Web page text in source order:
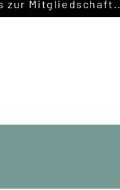
zur Mitgliedschaft...